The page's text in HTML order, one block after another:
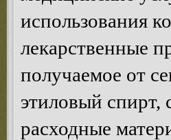
использования
лекарственные
получаемое от
этиловый спирт,
расходные